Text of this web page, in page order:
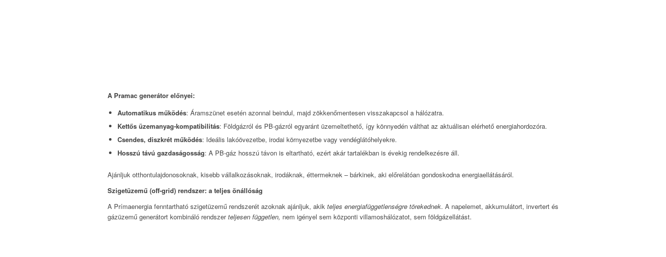
A Pramac generátor előnyei:
Automatikus működés: Áramszünet esetén azonnal beindul, majd zökkenőmentesen visszakapcsol a hálózatra.
Kettős üzemanyag-kompatibilitás: Földgázról és PB-gázról egyaránt üzemeltethető, így könnyedén válthat az aktuálisan elérhető energiahordozóra.
Csendes, diszkrét működés: Ideális lakóövezetbe, irodai környezetbe vagy vendéglátóhelyekre.
Hosszú távú gazdaságosság: A PB-gáz hosszú távon is eltartható, ezért akár tartalékban is évekig rendelkezésre áll.
Ajánljuk otthontulajdonosoknak, kisebb vállalkozásoknak, irodáknak, éttermeknek – bárkinek, aki előrelátóan gondoskodna energiaellátásáról.
Szigetüzemű (off-grid) rendszer: a teljes önállóság
A Prímaenergia fenntartható szigetüzemű rendszerét azoknak ajánljuk, akik teljes energiafüggetlenségre törekednek. A napelemet, akkumulátort, invertert és
gázüzemű generátort kombináló rendszerteljesen független, nem igényel sem központi villamoshálózatot, sem földgázellátást.